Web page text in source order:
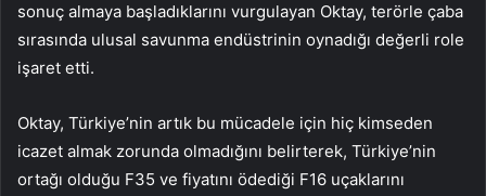
sonuç almaya başladıklarını vurgulayan Oktay, terörle çaba
sırasında ulusal savunma endüstrinin oynadığı değerli role
işaret etti.
Oktay, Türkiye’nin artık bu mücadele için hiç kimseden
icazet almak zorunda olmadığını belirterek, Türkiye’nin
ortağı olduğu F35 ve fiyatını ödediği F16 uçaklarını